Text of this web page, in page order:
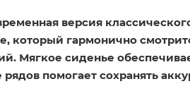
версия
который гармонично
Мягкое сиденье
помогает сохранять